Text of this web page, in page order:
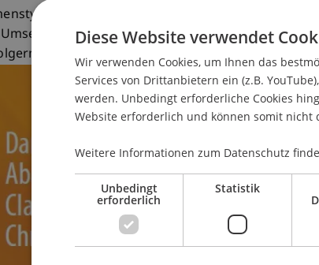
zeigen valide Prämissen für die
von DDF. Dabei ist ein Unterschied
erkennbar, der eine weitere Lücke für
Diese Website verwendet
Wir verwenden Cookies, um Ihnen das
Services von Drittanbietern ein (z.B.
werden. Unbedingt erforderliche Cookies
Website erforderlich und können somit nicht
Weitere Informationen zum Datenschutz
Unbedingt
erforderlich
Statistik